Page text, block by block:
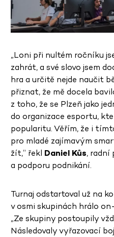
„Loni při nultém ročníku
zahrát, a své slovo jsem
hra a určitě nejde naučit
přiznat, že mě docela
z toho, že se Plzeň jako
do organizace esportu,
popularitu. Věřím, že i
pro mladé zajímavým
žít,“ řekl Daniel Kůs, radní
a podporu podnikání.
Turnaj odstartoval už na
v osmi skupinách hrálo
„Ze skupiny postoupily
Následovaly vyřazovací